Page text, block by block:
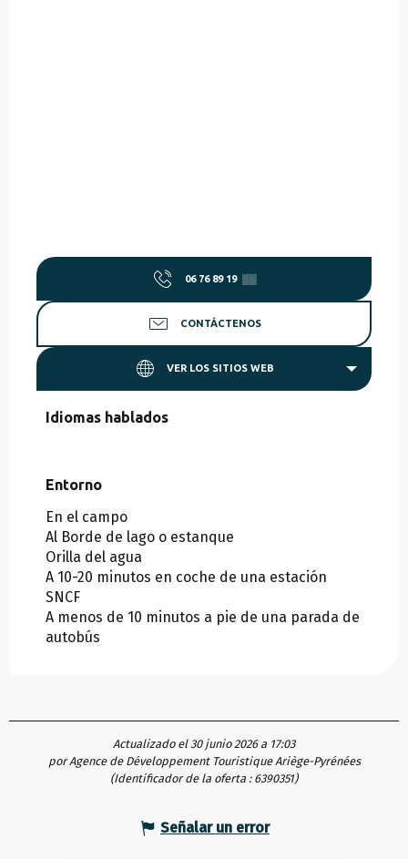
06 76 89 19 ▒▒
CONTÁCTENOS
VER LOS SITIOS WEB
Idiomas hablados
Idiomas hablados
Entorno
Entorno
En el campo
Al Borde de lago o estanque
Orilla del agua
A 10-20 minutos en coche de una estación
SNCF
A menos de 10 minutos a pie de una parada de
autobús
Actualizado el 30 junio 2026 a 17:03
por Agence de Développement Touristique Ariège-Pyrénées
(Identificador de la oferta : 6390351)
Señalar un error